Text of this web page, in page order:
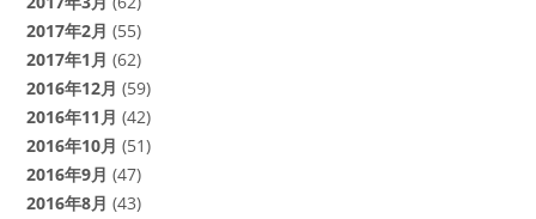
2017年2月 (55)
2017年1月 (62)
2016年12月 (59)
2016年11月 (42)
2016年10月 (51)
2016年9月 (47)
2016年8月 (43)